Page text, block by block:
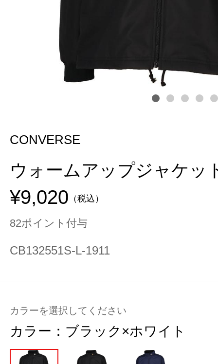
CONVERSE
ウォームアップジャケッ
¥9,020 （税込）
82ポイント付与
CB132551S-L-1911
カラーを選択してください
カラー： ブラック×ホワイト